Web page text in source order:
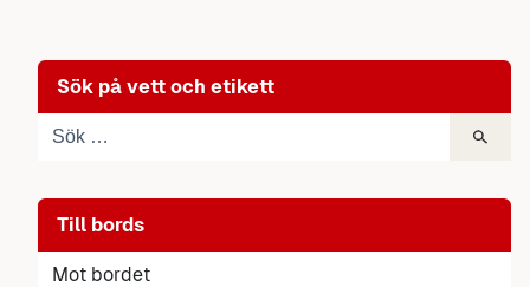
Sök på vett och etikett
Till bords
Mot bordet